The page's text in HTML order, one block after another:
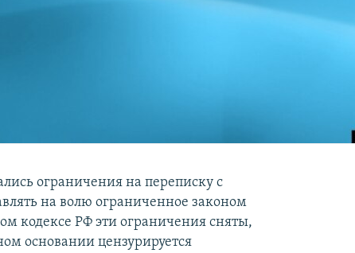
ограничения на переписку с
на волю ограниченное законом
кодексе РФ эти ограничения сняты,
основании цензурируется